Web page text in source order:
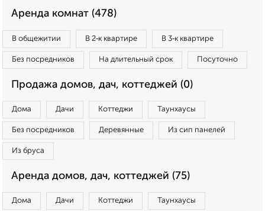
Аренда комнат (478)
В общежитии В 2‑к квартире В 3‑к квартире
Без посредников На длительный срок Посуточно
Продажа домов, дач, коттеджей (0)
Дома Дачи Коттеджи Таунхаусы
Без посредников Деревянные Из сип панелей
Из бруса
Аренда домов, дач, коттеджей (75)
Дома Дачи Коттеджи Таунхаусы